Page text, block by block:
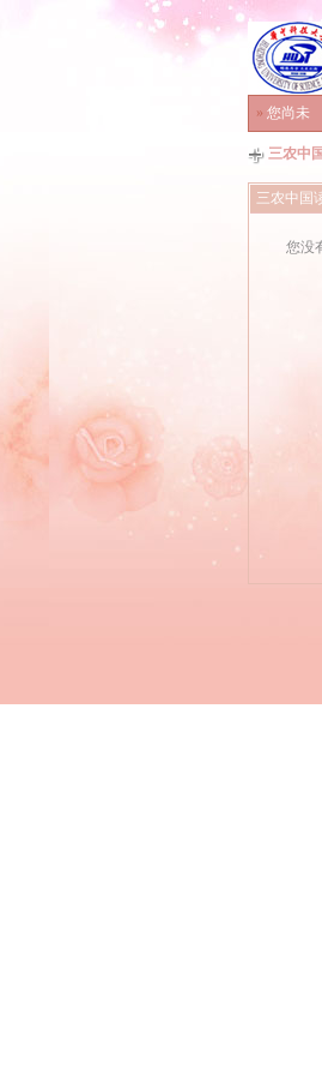
» 您尚未
三农中
三农中国
您没